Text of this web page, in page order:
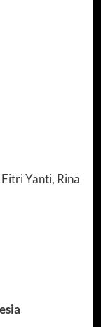
Yanti, Rina